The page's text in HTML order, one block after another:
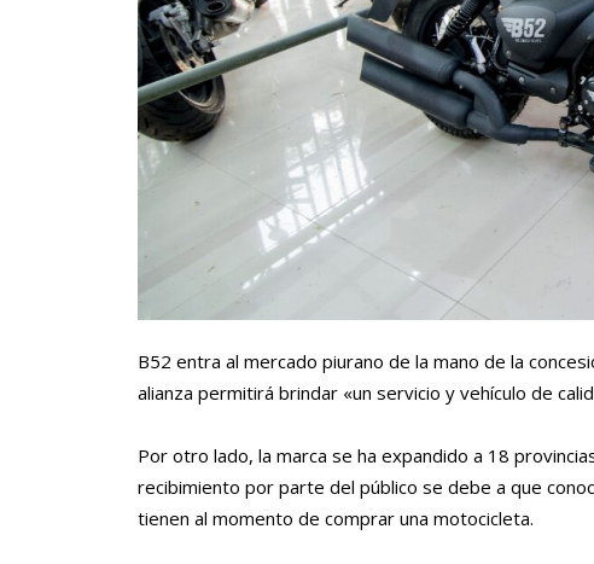
B52 entra al mercado piurano de la mano de la
alianza permitirá brindar «un servicio y vehículo de
Por otro lado, la marca se ha expandido a 18
recibimiento por parte del público se debe a que
tienen al momento de comprar una motocicleta.